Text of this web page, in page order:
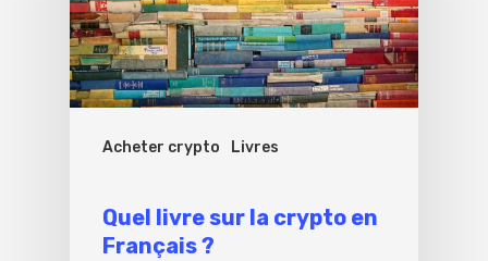
Acheter crypto Livres
Quel livre sur la crypto en
Français ?